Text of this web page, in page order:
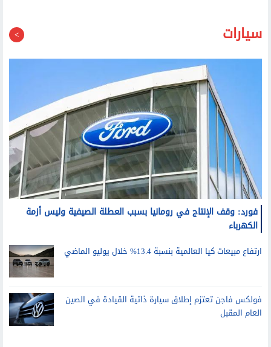
فورد: وقف الإنتاج في رومانيا بسبب العطلة الصيفية وليس أزمة
الكهرباء
ارتفاع مبيعات كيا العالمية بنسبة 13.4% خلال يوليو الماضي
فولكس فاجن تعتزم إطلاق سيارة ذاتية القيادة في الصين
ثقافة